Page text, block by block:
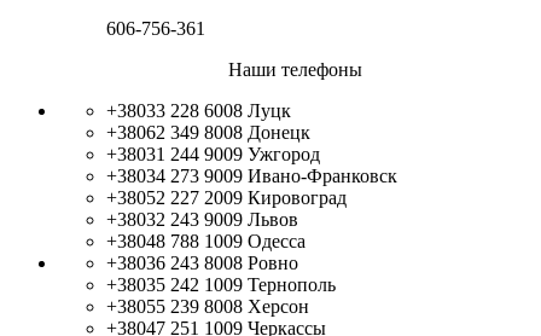
606-756-361
Наши телефоны
+38033 228 6008 Луцк
+38062 349 8008 Донецк
+38031 244 9009 Ужгород
+38034 273 9009 Ивано-Франковск
+38052 227 2009 Кировоград
+38032 243 9009 Львов
+38048 788 1009 Одесса
+38036 243 8008 Ровно
+38035 242 1009 Тернополь
+38055 239 8008 Херсон
+38047 251 1009 Черкассы